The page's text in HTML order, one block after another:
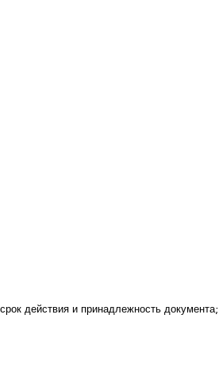
срок действия и принадлежность документа;